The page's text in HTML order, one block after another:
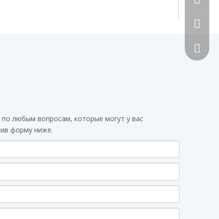
любым вопросам, которые могут у вас
форму ниже.